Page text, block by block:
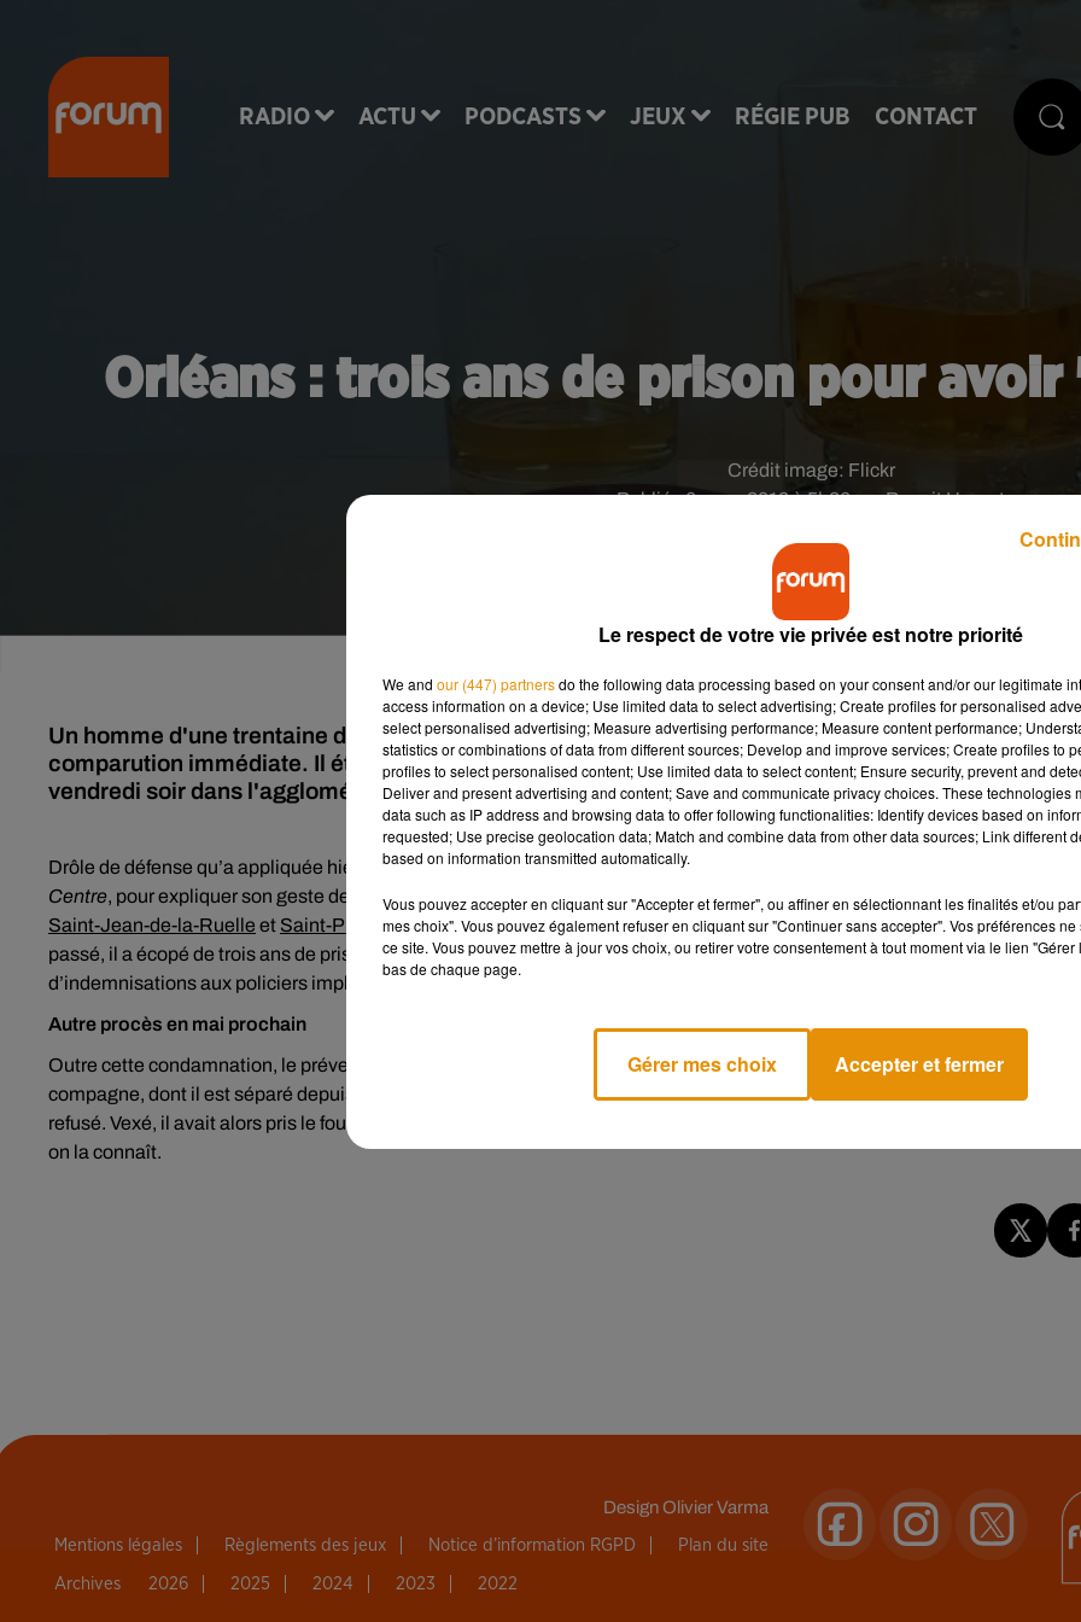
RADIO ACTU PODCASTS JEUX RÉGIE PUB CONTACT
Orléans : trois ans de prison pour
Publié : 6 mars 2018 à 5h36 par Benoit Hanrot
Crédit image: Flickr
Un homme d'une trentaine d'années qui travaille comme chauffeur-livreur était jugé hier en
comparution immédiate. Il était poursuivi pour avoir foncé dans plusieurs véhicules de police
vendredi soir dans l'agglomération orléanaise. Décryptage :
Drôle de défense qu’a appliquée hier unOrléanaisde 35 ans au tribunal correctionnel de la ville. Selon
Centre, pour expliquer son geste de vendredi soir, à savoir conduire ivre et fracasser volontairement des voitures de police à
Saint-Jean-de-la-Ruelle et Saint-Pryvé-Saint-Mesmin, il a reconnu à la barre avoir pété un plomb. Déjà condamné par le
passé, il a écopé de trois ans de prison dont deux ferme avant d’être incarcéré dans la foulée et devra verser 4 600 euros
d’indemnisations aux policiers impliqués dans l’incident.
Autre procès en mai prochain
Outre cette condamnation, le prévenu sera également jugé dans deux mois pour violences exercées à l’encontre de son ex-
compagne, dont il est séparé depuis trois semaines. Dimanche, il avait tenté d’entrer à son domicile, ce que cette dernière a
refusé. Vexé, il avait alors pris le fourgon de son entreprise avant d’emboutir la voiture de son ancienne compagne. La suite,
on la connaît.
DesignOlivier Varma
Mentions légales Règlements des jeux Notice d’information RGPD Plan du site
Archives 2026 2025 2024 2023 2022
Le respect de votre vie privée est notre priorité
We and our (447) partnersdo the following data processing based on your consent and/or our legitimate
access information on a device; Use limited data to select advertising; Create profiles for personalised
select personalised advertising; Measure advertising performance; Measure content performance;
statistics or combinations of data from different sources; Develop and improve services; Create profiles to
profiles to select personalised content; Use limited data to select content; Ensure security, prevent and
Deliver and present advertising and content; Save and communicate privacy choices. These technologies
data such as IP address and browsing data to offer following functionalities: Identify devices based on
requested; Use precise geolocation data; Match and combine data from other data sources; Link different
based on information transmitted automatically.
Vous pouvez accepter en cliquant sur "Accepter et fermer", ou affiner en sélectionnant les finalités et/ou
mes choix". Vous pouvez également refuser en cliquant sur "Continuer sans accepter". Vos préférences
ce site. Vous pouvez mettre à jour vos choix, ou retirer votre consentement à tout moment via le lien
bas de chaque page.
Gérer mes choix Accepter et fermer